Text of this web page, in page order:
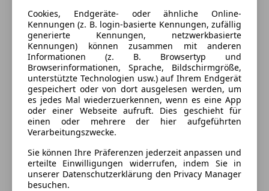
Einparkhilfe
Einparkhilfe Sensoren hinten
Einparkhilfe Sensoren vorne
Elektrische Fensterheber
Elektrische Seitenspiegel
Klimaanlage
Lederlenkrad
Lordosenstütze
Multifunktionslenkrad
Regensensor
Schiebetür links
Schiebetür rechts
Start/Stop-Automatik
Außenfarbe
Weiß
Farbe der
Innenausstattung
Schwarz
Innenausstattung Stoff
Fahrzeugbeschreibung
Österreichisches Fahrzeug,
1.-Besitz,
L2H2 Hochdach
Cookies, Endgeräte- oder ähnliche Online-
Kennungen (z. B. login-basierte Kennungen, zufällig
generierte Kennungen, netzwerkbasierte
Kennungen) können zusammen mit anderen
Informationen (z. B. Browsertyp und
Browserinformationen, Sprache, Bildschirmgröße,
unterstützte Technologien usw.) auf Ihrem Endgerät
gespeichert oder von dort ausgelesen werden, um
es jedes Mal wiederzuerkennen, wenn es eine App
oder einer Webseite aufruft. Dies geschieht für
einen oder mehrere der hier aufgeführten
Verarbeitungszwecke.
Sie können Ihre Präferenzen jederzeit anpassen und
erteilte Einwilligungen widerrufen, indem Sie in
unserer Datenschutzerklärung den Privacy Manager
besuchen.